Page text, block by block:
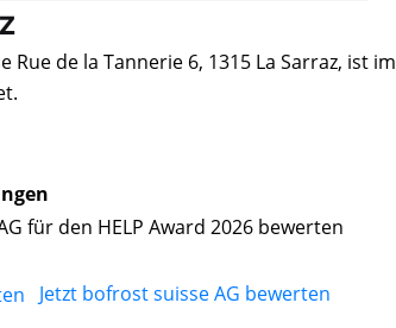
de la Tannerie 6, 1315 La Sarraz, ist im
für den HELP Award 2026 bewerten
Jetzt bofrost suisse AG bewerten